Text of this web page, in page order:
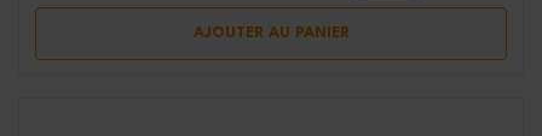
AJOUTER AU PANIER